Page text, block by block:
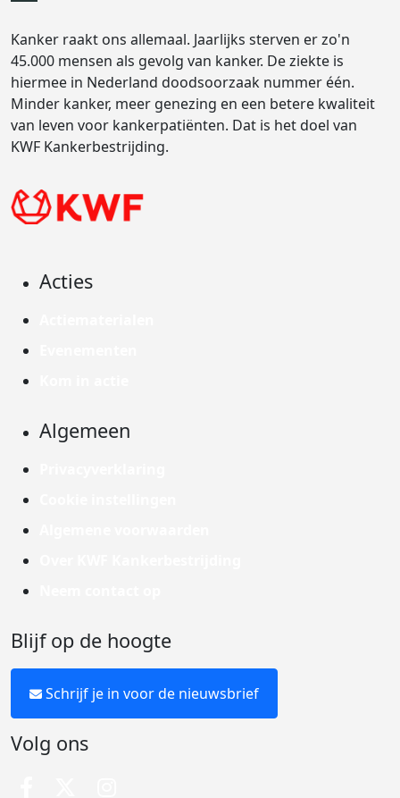
Kanker raakt ons allemaal. Jaarlijks sterven er zo'n
45.000 mensen als gevolg van kanker. De ziekte is
hiermee in Nederland doodsoorzaak nummer één.
Minder kanker, meer genezing en een betere kwaliteit
van leven voor kankerpatiënten. Dat is het doel van
KWF Kankerbestrijding.
Acties
Algemeen
Blijf op de hoogte
Schrijf je in voor de nieuwsbrief
Volg ons